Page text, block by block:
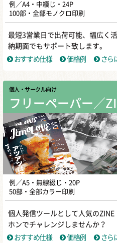
例／A4・中綴じ・24P
100部・全部モノクロ印刷
最短3営業日で出荷可能、幅広く
納期面でもサポート致します。
おすすめ仕様
価格例 さら
個人・サークル向け
フリーペーパー／
例／A5・無線綴じ・20P
50部・全部カラー印刷
個人発信ツールとして人気の
ホンでチャレンジしませんか？
おすすめ仕様
価格例 さら